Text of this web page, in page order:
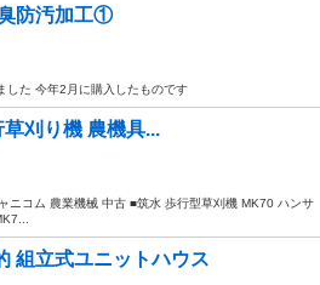
防汚加工①
た 今年2月に購入したものです
刈り機 農機具...
ニコム 農業機械 中古 ■筑水 歩行型草刈機 MK70 ハンサ
組立式ユニットハウス